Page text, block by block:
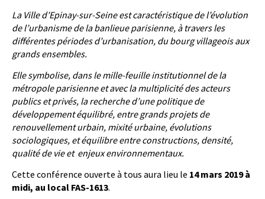
La Ville d’Epinay-sur-Seine est caractéristique de l’évolution
de l’urbanisme de la banlieue parisienne, à travers les
différentes périodes d’urbanisation, du bourg villageois aux
grands ensembles.
Elle symbolise, dans le mille-feuille institutionnel de la
métropole parisienne et avec la multiplicité des acteurs
publics et privés, la recherche d’une politique de
développement équilibré, entre grands projets de
renouvellement urbain, mixité urbaine, évolutions
sociologiques, et équilibre entre constructions, densité,
qualité de vie et enjeux environnementaux.​
Cette conférence ouverte à tous aura lieu le 14 mars 2019 à
midi, au local FAS-1613.